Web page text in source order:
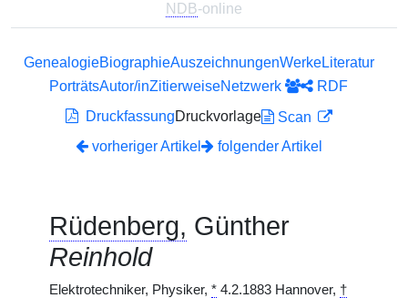
NDB-online
GenealogieBiographieAuszeichnungenWerkeLiteratur
PorträtsAutor/inZitierweiseNetzwerk
RDF
DruckfassungDruckvorlage
Scan
vorheriger Artikel
folgender Artikel
Rüdenberg, Günther
Reinhold
Elektrotechniker, Physiker, * 4.2.1883 Hannover, †